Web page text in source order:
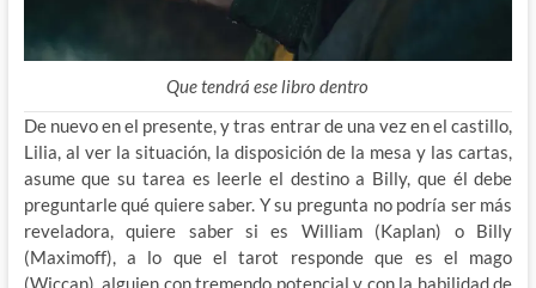
Que tendrá ese libro dentro
De nuevo en el presente, y tras entrar de una vez en el castillo,
Lilia, al ver la situación, la disposición de la mesa y las cartas,
asume que su tarea es leerle el destino a Billy, que él debe
preguntarle qué quiere saber. Y su pregunta no podría ser más
reveladora, quiere saber si es William (Kaplan) o Billy
(Maximoff), a lo que el tarot responde que es el mago
(Wiccan), alguien con tremendo potencial y con la habilidad de